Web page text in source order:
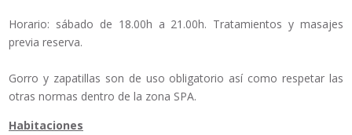
Horario: sábado de 18.00h a 21.00h. Tratamientos y masajes
previa reserva.
Gorro y zapatillas son de uso obligatorio así como respetar las
otras normas dentro de la zona SPA.
Habitaciones